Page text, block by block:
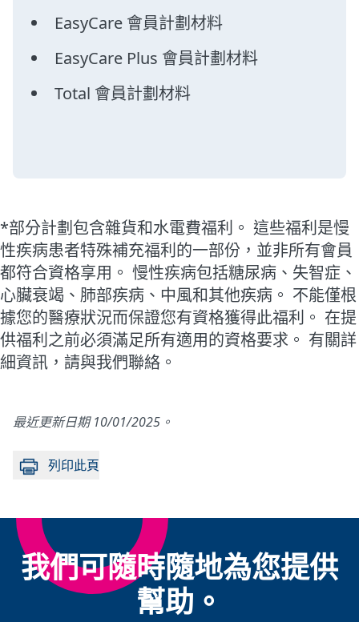
EasyCare 會員計劃材料
EasyCare Plus 會員計劃材料
Total 會員計劃材料
*部分計劃包含雜貨和水電費福利。 這些福利是慢
性疾病患者特殊補充福利的一部份，並非所有會員
都符合資格享用。 慢性疾病包括糖尿病、失智症、
心臟衰竭、肺部疾病、中風和其他疾病。 不能僅根
據您的醫療狀況而保證您有資格獲得此福利。 在提
供福利之前必須滿足所有適用的資格要求。 有關詳
細資訊，請與我們聯絡。
最近更新日期 10/01/2025。
列印此頁
我們可隨時隨地為您提供
幫助。